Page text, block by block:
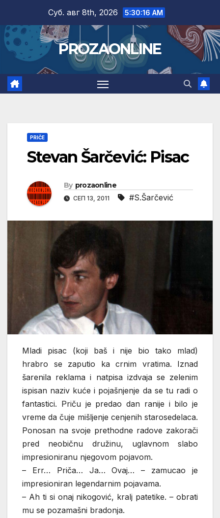
content
Суб. авг 8th, 2026 5:30:17 AM
PROZAONLINE
PRIČE
Stevan Šarčević: Pisac
By prozaonline
СЕП 13, 2011 #S.Šarčević
Mladi pisac (koji baš i nije bio tako mlad)
hrabro se zaputio ka crnim vratima. Iznad
šarenila reklama i natpisa izdvaja se zelenim
ispisan naziv kuće i pojašnjenje da se tu radi o
fantastici. Priču je predao dan ranije i bilo je
vreme da čuje mišljenje cenjenih starosedelaca.
Ponosan na svoje prethodne radove zakorači
pred neobičnu družinu, uglavnom slabo
impresioniranu njegovom pojavom.
– Err… Priča… Ja… Ovaj… – zamucao je
impresioniran legendarnim pojavama.
– Ah ti si onaj nikogović, kralj patetike. – obrati
mu se pozamašni bradonja.